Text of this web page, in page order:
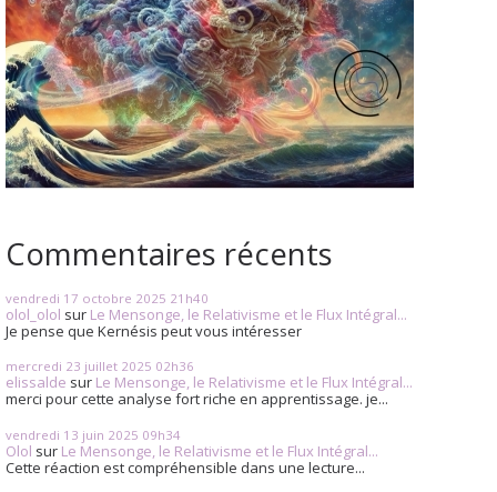
Commentaires récents
vendredi 17 octobre 2025 21h40
olol_olol sur Le Mensonge, le Relativisme et le Flux Intégral...
Je pense que Kernésis peut vous intéresser
mercredi 23 juillet 2025 02h36
elissalde sur Le Mensonge, le Relativisme et le Flux Intégral...
merci pour cette analyse fort riche en apprentissage. je...
vendredi 13 juin 2025 09h34
Olol sur Le Mensonge, le Relativisme et le Flux Intégral...
Cette réaction est compréhensible dans une lecture...